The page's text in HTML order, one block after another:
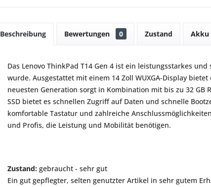
Beschreibung Bewertungen 0 Zustand Akku
Das Lenovo ThinkPad T14 Gen 4 ist ein leistungsstarkes
wurde. Ausgestattet mit einem 14 Zoll WUXGA-Display
neuesten Generation sorgt in Kombination mit bis zu 32
SSD bietet es schnellen Zugriff auf Daten und schnelle
komfortable Tastatur und zahlreiche
und Profis, die Leistung und Mobilität benötigen.
Zustand: gebraucht - sehr gut
Ein gut gepflegter, selten genutzter Artikel in sehr gutem